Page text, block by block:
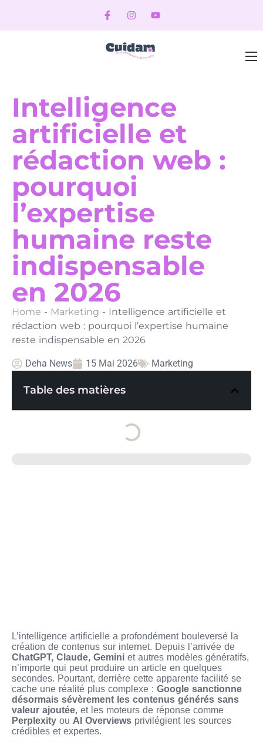
Intelligence
artificielle et
rédaction web :
pourquoi
l’expertise
humaine reste
indispensable
en 2026
Home - Marketing - Intelligence artificielle et
rédaction web : pourquoi l’expertise humaine
reste indispensable en 2026
Deha News 15 Mai 2026 Marketing
Table des matières
L’intelligence artificielle a profondément bouleversé la
création de contenus sur internet. Depuis l’arrivée de
ChatGPT, Claude, Gemini et autres modèles génératifs,
n’importe qui peut produire un article en quelques
secondes. Pourtant, derrière cette apparente facilité se
cache une réalité plus complexe : Google sanctionne
désormais sévèrement les contenus générés sans
valeur ajoutée, et les moteurs de réponse comme
Perplexity ou AI Overviews privilégient les sources
crédibles et expertes.